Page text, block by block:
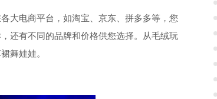
大电商平台，如淘宝、京东、拼多多等，您
还有不同的品牌和价格供您选择。从毛绒玩
舞娃娃。